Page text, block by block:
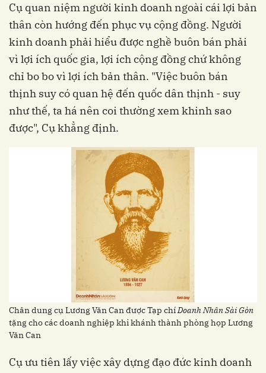
Cụ quan niệm người kinh doanh ngoài cái lợi bản
thân còn hướng đến phục vụ cộng đồng. Người
kinh doanh phải hiểu được nghề buôn bán phải
vì lợi ích quốc gia, lợi ích cộng đồng chứ không
chỉ bo bo vì lợi ích bản thân. "Việc buôn bán
thịnh suy có quan hệ đến quốc dân thịnh - suy
như thế, ta há nên coi thường xem khinh sao
được", Cụ khẳng định.
Chân dung cụ Lương Văn Can được Tạp chíDoanh Nhân Sài Gòn
tặng cho các doanh nghiệp khi khánh thành phòng họp Lương
Văn Can
Cụ ưu tiên lấy việc xây dựng đạo đức kinh doanh